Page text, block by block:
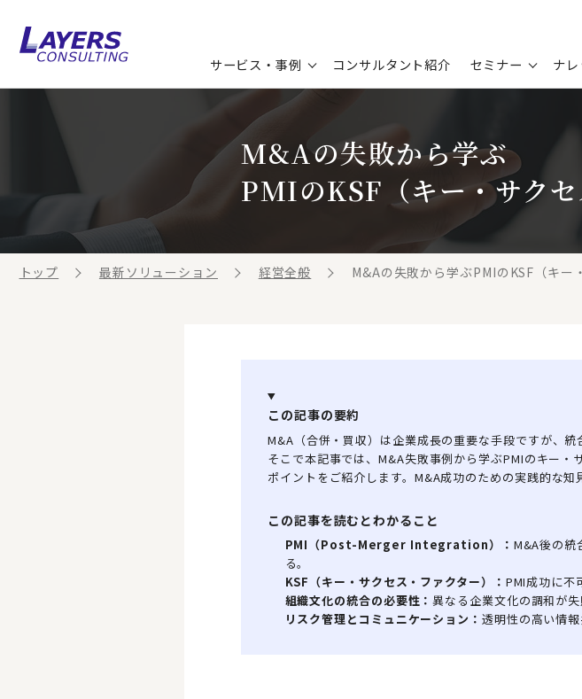
サービス・事例 コンサルタント紹介 セミナー ナ
コンサルティングサービス
コンサルティング事例
マ
セミナー情報
配
最新ソリューション
コラム
ビジネステーマ解説集
経
人
お知らせ
ト
レ
メ
M&Aの失敗から学ぶ
PMIのKSF（キー・サクセ
トップ 最新ソリューション 経営全般 M&Aの失敗から学ぶPMIのKSF（キー
この記事の要約
M&A（合併・買収）は企業成長の重要な手段ですが、
そこで本記事では、M&A失敗事例から学ぶPMIのキー
ポイントをご紹介します。M&A成功のための実践的な知
この記事を読むとわかること
PMI（Post-Merger Integration）： M&A後の統
る。
KSF（キー・サクセス・ファクター）： PMI成功に不
組織文化の統合の必要性：異なる企業文化の調和が
リスク管理とコミュニケーション： 透明性の高い情